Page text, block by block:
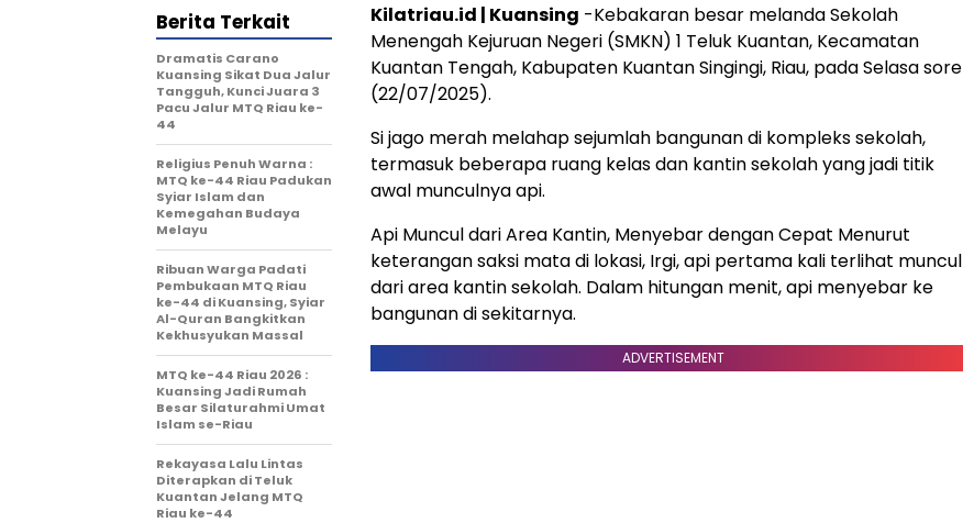
Kilatriau.id | Kuansing -Kebakaran besar melanda Sekolah
Menengah Kejuruan Negeri (SMKN) 1 Teluk Kuantan, Kecamatan
Kuantan Tengah, Kabupaten Kuantan Singingi, Riau, pada Selasa sore
(22/07/2025).
Si jago merah melahap sejumlah bangunan di kompleks sekolah,
termasuk beberapa ruang kelas dan kantin sekolah yang jadi titik
awal munculnya api.
Api Muncul dari Area Kantin, Menyebar dengan Cepat Menurut
keterangan saksi mata di lokasi, Irgi, api pertama kali terlihat muncul
dari area kantin sekolah. Dalam hitungan menit, api menyebar ke
bangunan di sekitarnya.
ADVERTISEMENT
Berita Terkait
Dramatis Carano
Kuansing Sikat Dua Jalur
Tangguh, Kunci Juara 3
Pacu Jalur MTQ Riau ke-
44
Religius Penuh Warna :
MTQ ke-44 Riau Padukan
Syiar Islam dan
Kemegahan Budaya
Melayu
Ribuan Warga Padati
Pembukaan MTQ Riau
ke-44 di Kuansing, Syiar
Al-Quran Bangkitkan
Kekhusyukan Massal
MTQ ke-44 Riau 2026 :
Kuansing Jadi Rumah
Besar Silaturahmi Umat
Islam se-Riau
Rekayasa Lalu Lintas
Diterapkan di Teluk
Kuantan Jelang MTQ
Riau ke-44